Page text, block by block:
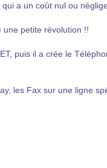
a un coût nul ou
une petite révolution !!
puis il a crée le
les Fax sur une ligne